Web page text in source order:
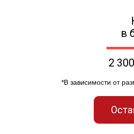
в
2
*В зависимости от